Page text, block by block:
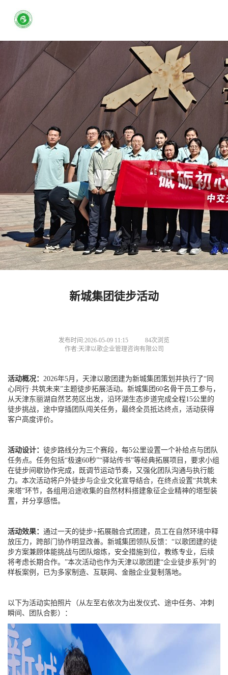
新城集团徒步活动
发布时间:2026-05-09 11:15
84次浏览
作者:天津以歌企业管理咨询有限公司
活动概况： 2026年5月，天津以歌团建为新城集团策划并执行了“同
心同行·共筑未来”主题徒步拓展活动。新城集团60名骨干员工参与，
从天津东丽湖自然艺苑区出发，沿环湖生态步道完成全程15公里的
徒步挑战，途中穿插团队闯关任务，最终全员抵达终点，活动获得
客户高度评价。
活动设计： 徒步路线分为三个赛段，每5公里设置一个补给点与团队
任务点。任务包括“极速60秒”“驿站传书”等经典拓展项目，要求小组
在徒步间歇协作完成，既调节运动节奏，又强化团队沟通与执行能
力。本次活动将户外徒步与企业文化宣导结合，在终点设置“共筑未
来塔”环节，各组用沿途收集的自然材料搭建象征企业精神的塔型装
置，并分享感悟。
活动效果： 通过一天的徒步+拓展融合式团建，员工在自然环境中释
放压力，跨部门协作明显改善。新城集团领队反馈：“以歌团建的徒
步方案兼顾体能挑战与团队熔炼，安全措施到位，教练专业，后续
将考虑长期合作。”本次活动也作为天津以歌团建“企业徒步系列”的
样板案例，已为多家制造、互联网、金融企业复制落地。
以下为活动实拍照片（从左至右依次为出发仪式、途中任务、冲刺
瞬间、团队合影）：